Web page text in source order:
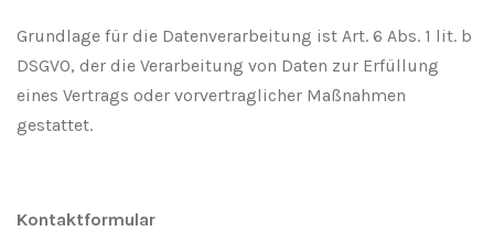
Grundlage für die Datenverarbeitung ist Art. 6 Abs. 1 lit. b
DSGVO, der die Verarbeitung von Daten zur Erfüllung
eines Vertrags oder vorvertraglicher Maßnahmen
gestattet.
Kontaktformular